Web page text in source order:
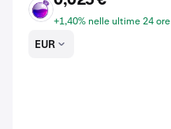
OSMO
+1,40% nelle ultime 24 ore
EUR